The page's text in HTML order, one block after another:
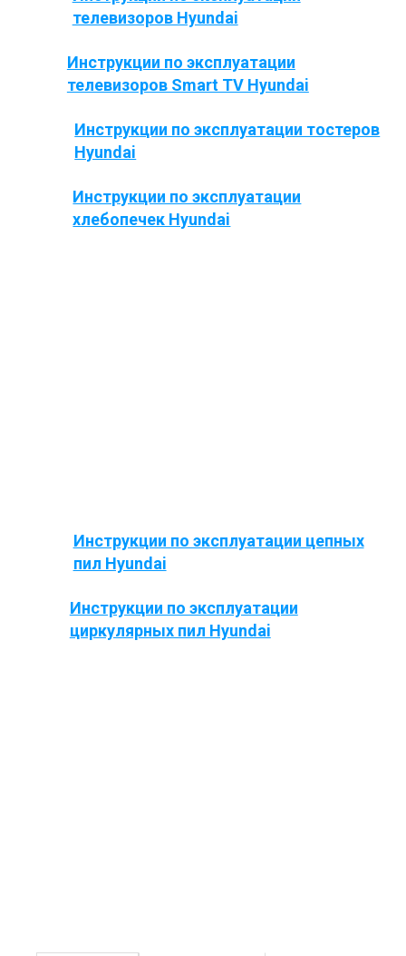
телевизоров Hyundai
Инструкции по эксплуатации
телевизоров Smart TV Hyundai
Инструкции по эксплуатации тостеров
Hyundai
Инструкции по эксплуатации
хлебопечек Hyundai
Инструкции по эксплуатации цепных
пил Hyundai
Инструкции по эксплуатации
циркулярных пил Hyundai